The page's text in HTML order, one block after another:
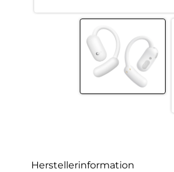
Herstellerinformation